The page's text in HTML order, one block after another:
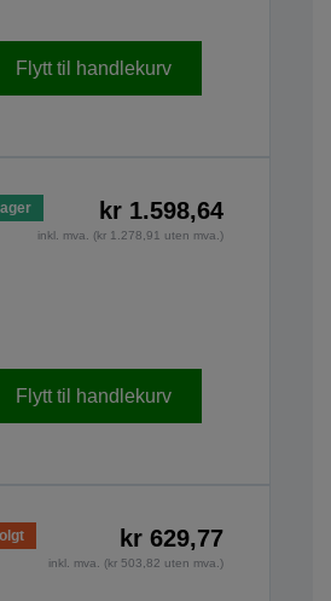
Flytt til handlekurv
kr 1.598,64
inkl. mva. (kr 1.278,91 uten mva.)
Flytt til handlekurv
kr 629,77
inkl. mva. (kr 503,82 uten mva.)